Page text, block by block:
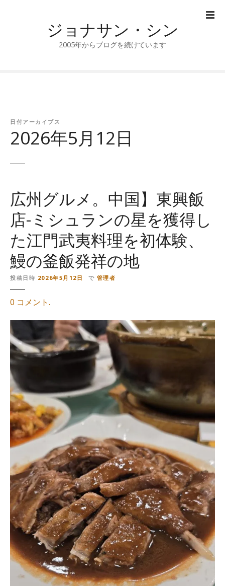
ジョナサン・シン
2005年からブログを続けています
日付アーカイブス
2026年5月12日
広州グルメ。中国】東興飯
店-ミシュランの星を獲得し
た江門武夷料理を初体験、
鰻の釜飯発祥の地
投稿日時 2026年5月12日 で 管理者
0 コメントo
【
廣
州
中
國
】
東
興
飯
店
–
初
嘗
米
芝
蓮
江
門
五
.